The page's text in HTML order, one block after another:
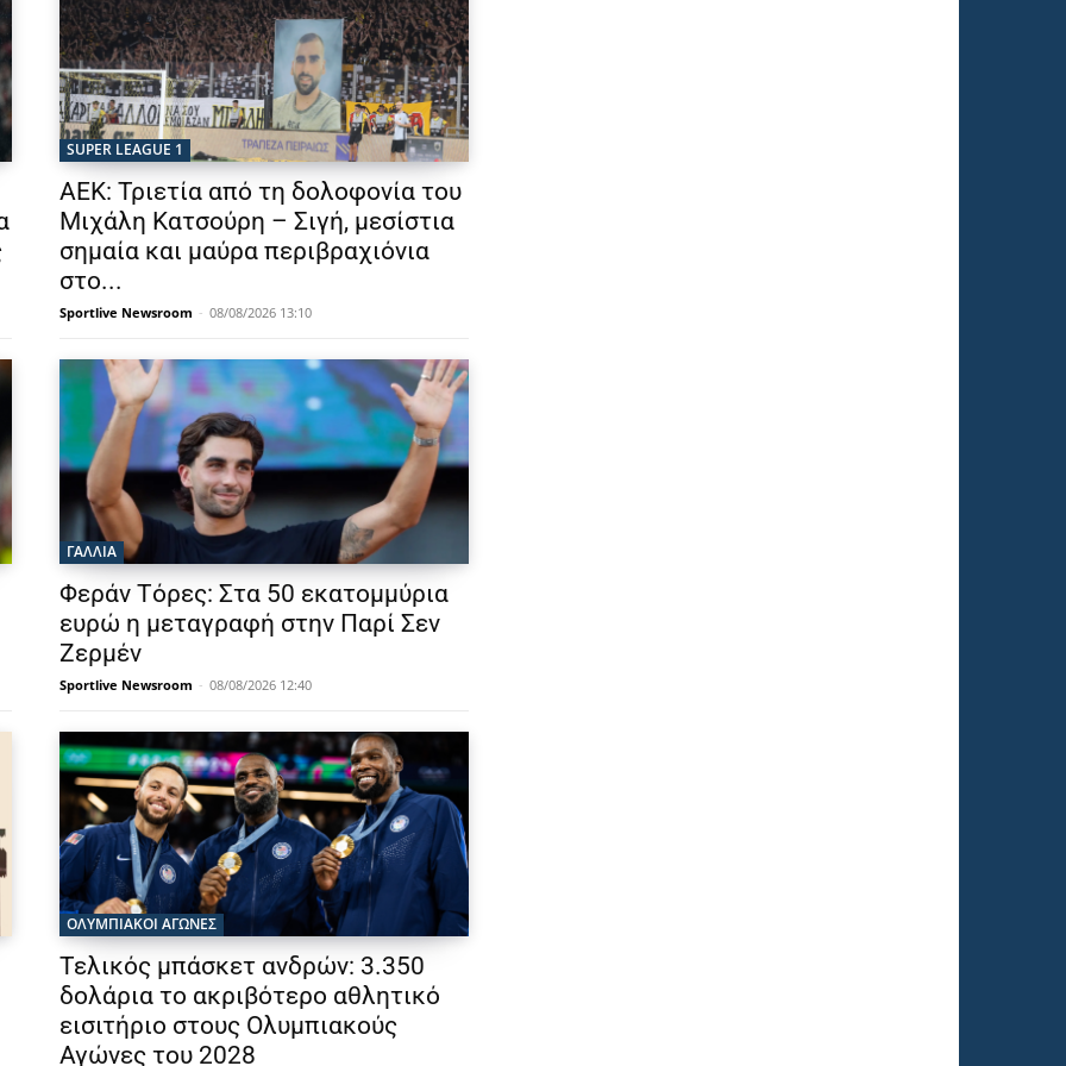
SUPER LEAGUE 1
ΑΕΚ: Τριετία από τη δολοφονία του
Μιχάλη Κατσούρη – Σιγή, μεσίστια
σημαία και μαύρα περιβραχιόνια
στο...
Sportlive Newsroom - 08/08/2026 13:10
ΓΑΛΛΙΑ
Φεράν Τόρες: Στα 50 εκατομμύρια
ευρώ η μεταγραφή στην Παρί Σεν
Ζερμέν
Sportlive Newsroom - 08/08/2026 12:40
ΟΛΥΜΠΙΑΚΟΊ ΑΓΏΝΕΣ
Τελικός μπάσκετ ανδρών: 3.350
δολάρια το ακριβότερο αθλητικό
εισιτήριο στους Ολυμπιακούς
Αγώνες του 2028